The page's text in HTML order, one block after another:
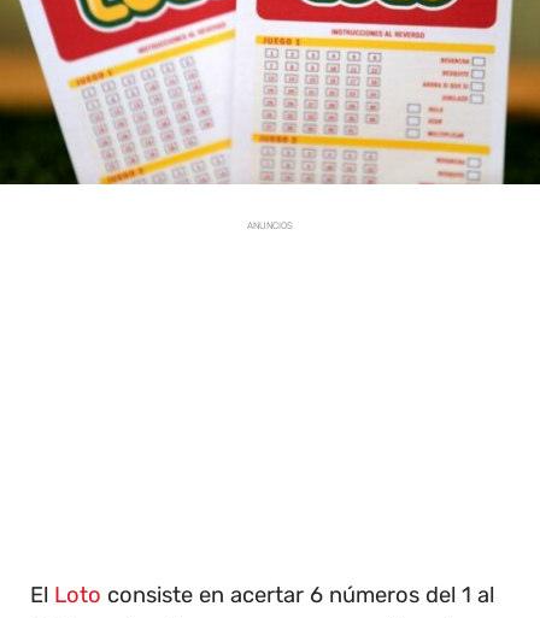
ANUNCIOS
El Loto consiste en acertar 6 números del 1 al